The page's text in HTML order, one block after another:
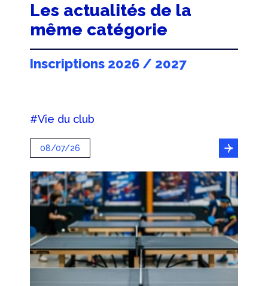
Les actualités de la
même catégorie
Inscriptions 2026 / 2027
#Vie du club
08/07/26